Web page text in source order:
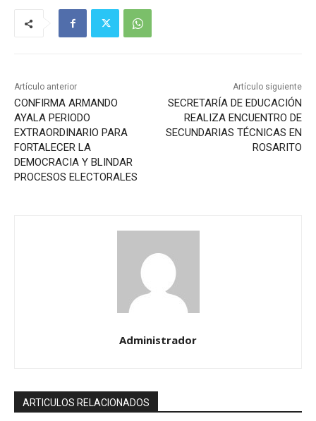
Artículo anterior
CONFIRMA ARMANDO
AYALA PERIODO
EXTRAORDINARIO PARA
FORTALECER LA
DEMOCRACIA Y BLINDAR
PROCESOS ELECTORALES
Artículo siguiente
SECRETARÍA DE EDUCACIÓN
REALIZA ENCUENTRO DE
SECUNDARIAS TÉCNICAS EN
ROSARITO
Administrador
ARTICULOS RELACIONADOS